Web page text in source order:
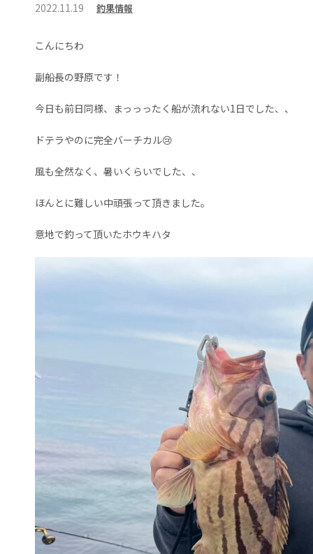
2022.11.19 釣果情報
こんにちわ
副船長の野原です！
今日も前日同様、まっっったく船が流れない1日でした、、
ドテラやのに完全バーチカル😢
風も全然なく、暑いくらいでした、、
ほんとに難しい中頑張って頂きました。
意地で釣って頂いたホウキハタ